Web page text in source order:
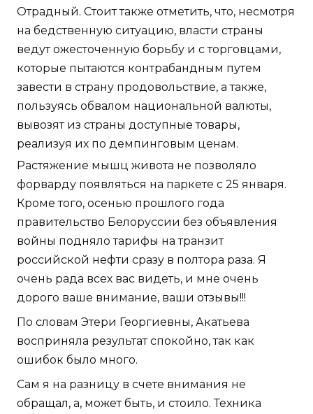
Отрадный. Стоит также отметить, что, несмотря
на бедственную ситуацию, власти страны
ведут ожесточенную борьбу и с торговцами,
которые пытаются контрабандным путем
завести в страну продовольствие, а также,
пользуясь обвалом национальной валюты,
вывозят из страны доступные товары,
реализуя их по демпинговым ценам.
Растяжение мышц живота не позволяло
форварду появляться на паркете с 25 января.
Кроме того, осенью прошлого года
правительство Белоруссии без объявления
войны подняло тарифы на транзит
российской нефти сразу в полтора раза. Я
очень рада всех вас видеть, и мне очень
дорого ваше внимание, ваши отзывы!!!
По словам Этери Георгиевны, Акатьева
восприняла результат спокойно, так как
ошибок было много.
Сам я на разницу в счете внимания не
обращал, а, может быть, и стоило. Техника